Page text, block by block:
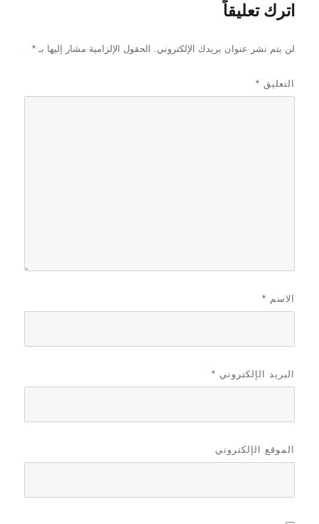
اترك تعليقاً
لن يتم نشر عنوان بريدك الإلكتروني. الحقول الإلزامية مشار إليها بـ*
التعليق *
الاسم *
البريد الإلكتروني *
الموقع الإلكتروني